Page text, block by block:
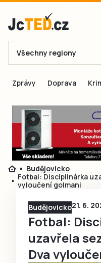
E-mail
Přihlásit
Ještě nemám
Všechny regiony
Zprávy Doprava
Budějovicko
Fotbal: Disciplinárka
vyloučení golmani
Budějovicko21. 6.
Fotbal:
uzavřela
Dva